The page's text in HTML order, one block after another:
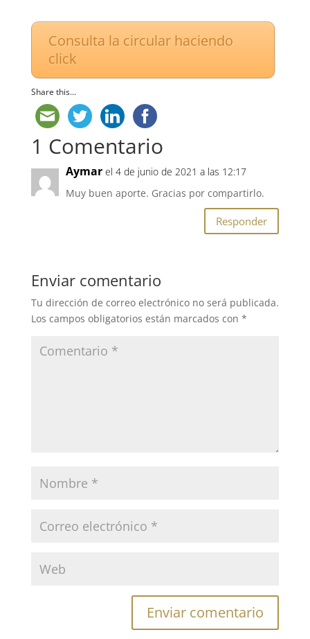
Consulta la circular haciendo
click
Share this...
1 Comentario
Aymar el 4 de junio de 2021 a las 12:17
Muy buen aporte. Gracias por compartirlo.
Responder
Enviar comentario
Tu dirección de correo electrónico no será publicada.
Los campos obligatorios están marcados con *